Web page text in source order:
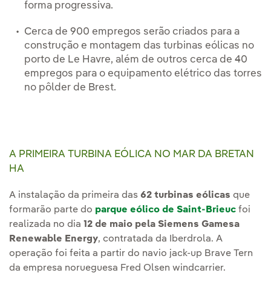
forma progressiva.
Cerca de 900 empregos serão criados para a
construção e montagem das turbinas eólicas no
porto de Le Havre, além de outros cerca de 40
empregos para o equipamento elétrico das torres
no pôlder de Brest.
A PRIMEIRA TURBINA EÓLICA NO MAR DA BRETAN
HA
A instalação da primeira das 62 turbinas eólicas que
formarão parte do parque eólico de Saint-Brieuc foi
realizada no dia 12 de maio pela Siemens Gamesa
Renewable Energy, contratada da Iberdrola. A
operação foi feita a partir do navio jack-up Brave Tern
da empresa norueguesa Fred Olsen windcarrier.